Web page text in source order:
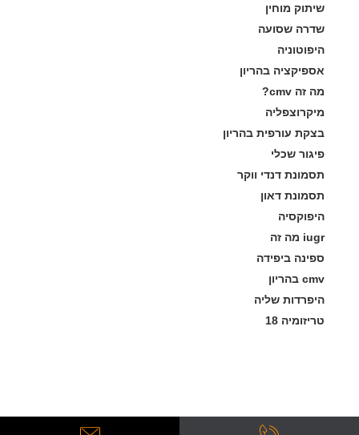
שיתוק מוחין
שדרה שסועה
היפוטוניה
אספיקציה בהריון
מה זה cmv?
מיקרוצפליה
בצקת עורפית בהריון
פיגור שכלי
תסמונת דנדי ווקר
תסמונת דאון
היפוקסיה
iugr מה זה
ספינה ביפידה
cmv בהריון
היפרדות שליה
טריזומיה 18